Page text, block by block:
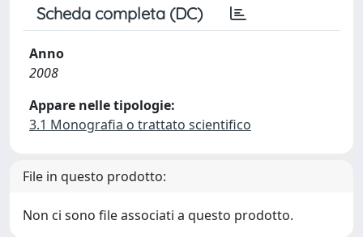
Scheda completa (DC)
Anno
2008
Appare nelle tipologie:
3.1 Monografia o trattato scientifico
File in questo prodotto:
Non ci sono file associati a questo prodotto.